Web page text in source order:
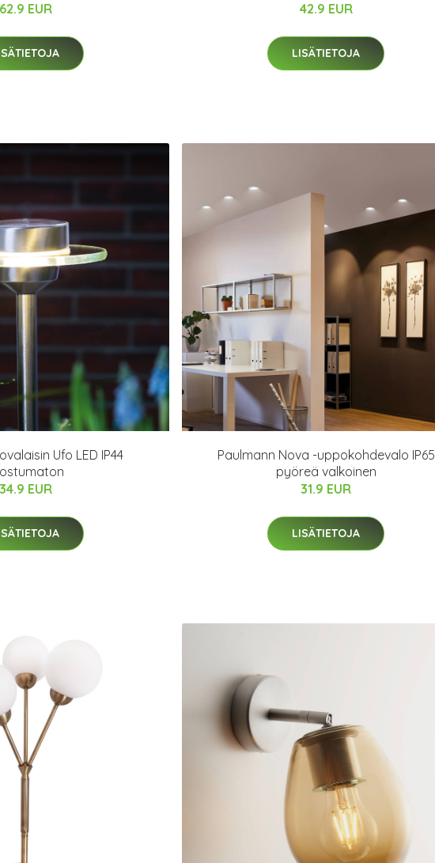
62.9 EUR
42.9 EUR
LISÄTIETOJA
Ufo LED IP44
34.9 EUR
Paulmann Nova -uppokohdevalo IP65
pyöreä valkoinen
31.9 EUR
LISÄTIETOJA